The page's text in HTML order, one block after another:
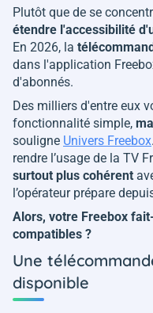
Plutôt que de se
étendre l'accessibilité
En 2026, la
dans l'application
d'abonnés.
Des milliers d'entre eux
fonctionnalité simple,
souligne Univers Freebox
rendre l’usage de la TV
surtout plus cohérent
l’opérateur prépare
Alors, votre Freebox
compatibles ?
Une
disponible